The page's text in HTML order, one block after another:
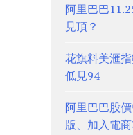
阿里巴巴
見頂？
花旗料美滙
低見94
阿里巴巴股
版、加入電